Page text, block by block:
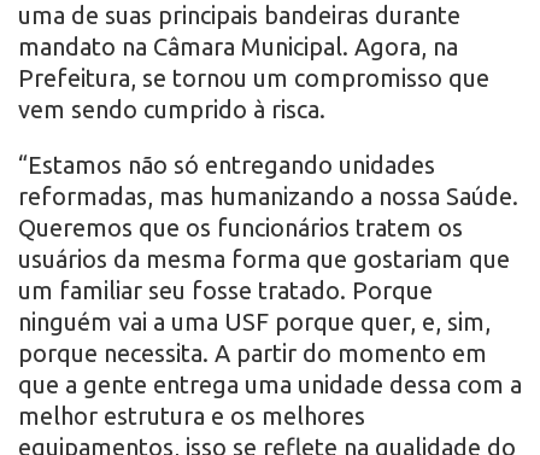
uma de suas principais bandeiras durante
mandato na Câmara Municipal. Agora, na
Prefeitura, se tornou um compromisso que
vem sendo cumprido à risca.
“Estamos não só entregando unidades
reformadas, mas humanizando a nossa Saúde.
Queremos que os funcionários tratem os
usuários da mesma forma que gostariam que
um familiar seu fosse tratado. Porque
ninguém vai a uma USF porque quer, e, sim,
porque necessita. A partir do momento em
que a gente entrega uma unidade dessa com a
melhor estrutura e os melhores
equipamentos, isso se reflete na qualidade do